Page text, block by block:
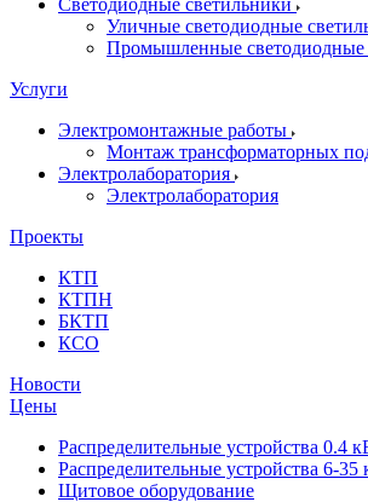
Светодиодные светильники
Уличные светодиодные
Промышленные светодиодные
Услуги
Электромонтажные работы
Монтаж трансформаторных
Электролаборатория
Электролаборатория
Проекты
КТП
КТПН
БКТП
КСО
Новости
Цены
Распределительные устройства 0.4
Распределительные устройства 6-35
Щитовое оборудование